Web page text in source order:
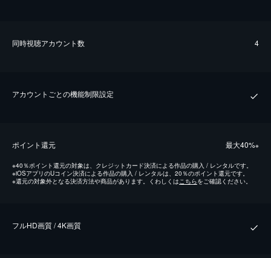
同時視聴アカウント数 4
アカウントごとの機能制限設定
ポイント還元 最⼤40%※
※40％ポイント還元の対象は、クレジットカード決済による作品の購入 / レンタルです。
※iOSアプリのUコイン決済による作品の購入 / レンタルは、20％のポイント還元です。
※還元の対象外となる決済方法や商品があります。くわしくはこちらをご確認ください。
フルHD画質 / 4K画質